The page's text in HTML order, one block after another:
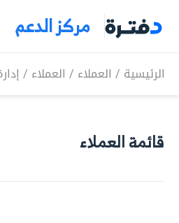
مركز الدعم
الرئيسية / العملاء / العملاء /
قائمة العملاء